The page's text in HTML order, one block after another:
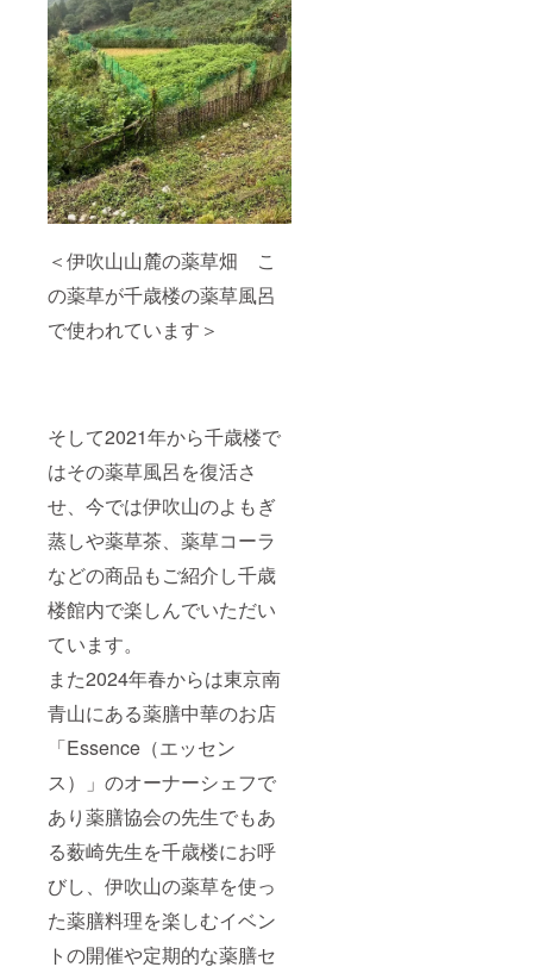
＜伊吹山山麓の薬草畑 こ
の薬草が千歳楼の薬草風呂
で使われています＞
そして2021年から千歳楼で
はその薬草風呂を復活さ
せ、今では伊吹山のよもぎ
蒸しや薬草茶、薬草コーラ
などの商品もご紹介し千歳
楼館内で楽しんでいただい
ています。
また2024年春からは東京南
青山にある薬膳中華のお店
「Essence（エッセン
ス）」のオーナーシェフで
あり薬膳協会の先生でもあ
る薮崎先生を千歳楼にお呼
びし、伊吹山の薬草を使っ
た薬膳料理を楽しむイベン
トの開催や定期的な薬膳セ